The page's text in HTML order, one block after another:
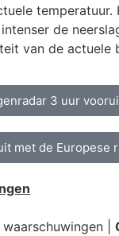
de
van de actuele
3 uur
met de Europese
|